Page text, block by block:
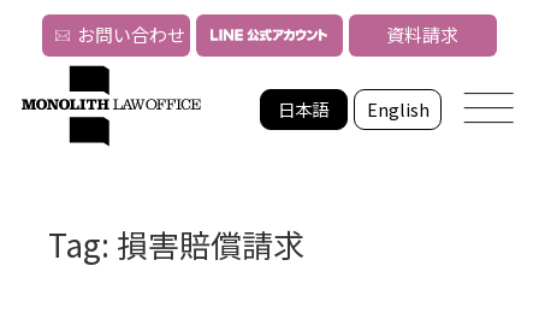
日本語 English
お問い合わせ 資料請求
Tag: 損害賠償請求